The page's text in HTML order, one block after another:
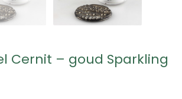
Cernit – goud Sparkling